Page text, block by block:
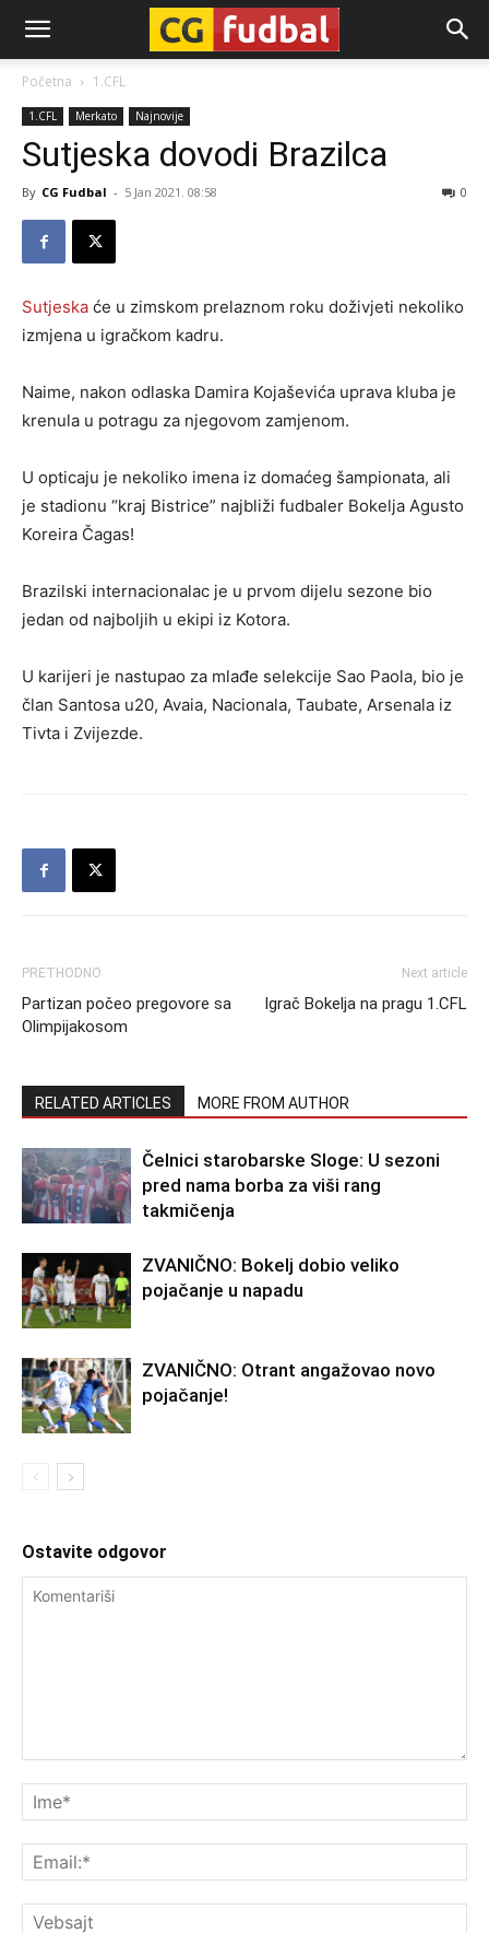
CG-
Fudbal
Početna 1.CFL
1.CFL Merkato Najnovije
Sutjeska dovodi Brazilca
By CG Fudbal - 5 Jan 2021. 08:58 0
Sutjeska će u zimskom prelaznom roku doživjeti nekoliko
izmjena u igračkom kadru.
Naime, nakon odlaska Damira Kojaševića uprava kluba je
krenula u potragu za njegovom zamjenom.
U opticaju je nekoliko imena iz domaćeg šampionata, ali
je stadionu “kraj Bistrice” najbliži fudbaler Bokelja Agusto
Koreira Čagas!
Brazilski internacionalac je u prvom dijelu sezone bio
jedan od najboljih u ekipi iz Kotora.
U karijeri je nastupao za mlađe selekcije Sao Paola, bio je
član Santosa u20, Avaia, Nacionala, Taubate, Arsenala iz
Tivta i Zvijezde.
PRETHODNO
Partizan počeo pregovore sa
Olimpijakosom
Next article
Igrač Bokelja na pragu 1.CFL
RELATED ARTICLES MORE FROM AUTHOR
Čelnici starobarske Sloge: U sezoni
pred nama borba za viši rang
takmičenja
ZVANIČNO: Bokelj dobio veliko
pojačanje u napadu
ZVANIČNO: Otrant angažovao novo
pojačanje!
Ostavite odgovor